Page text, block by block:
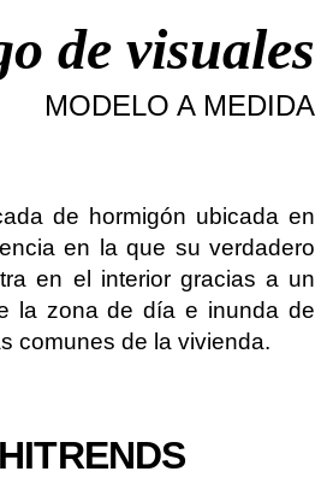
de visuales
MODELO A MEDIDA
de hormigón ubicada en
en la que su verdadero
en el interior gracias a un
la zona de día e inunda de
comunes de la vivienda.